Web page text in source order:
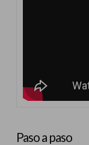
Paso a paso